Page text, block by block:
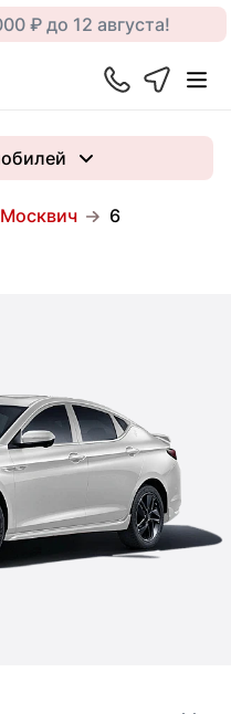
₽ до 12 августа!
Москвич 6